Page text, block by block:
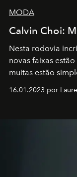
MODA
Calvin Choi:
Nesta rodovia
novas faixas
muitas estão
transportador
por propósitos,
16.01.2023 por